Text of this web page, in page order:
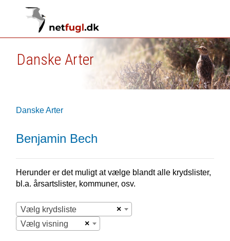
Danske Arter
Danske Arter
Benjamin Bech
Herunder er det muligt at vælge blandt alle krydslister,
bl.a. årsartslister, kommuner, osv.
×
Vælg krydsliste
×
Vælg visning